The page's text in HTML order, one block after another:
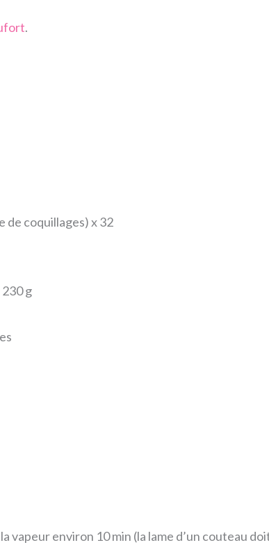
.
de coquillages) x 32
g
environ 10 min (la lame d’un couteau